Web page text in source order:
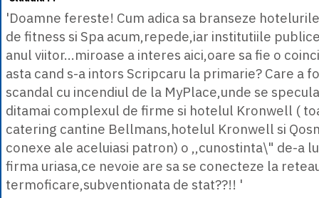
'Doamne fereste! Cum adica sa branseze
de fitness si Spa acum,repede,iar institutiile
anul viitor...miroase a interes aici,oare sa fie o
asta cand s-a intors Scripcaru la primarie? Care a
scandal cu incendiul de la MyPlace,unde se
ditamai complexul de firme si hotelul Kronwell (
catering cantine Bellmans,hotelul Kronwell si
conexe ale aceluiasi patron) o ,,cunostinta\" de-a
firma uriasa,ce nevoie are sa se conecteze la
termoficare,subventionata de stat??!! '